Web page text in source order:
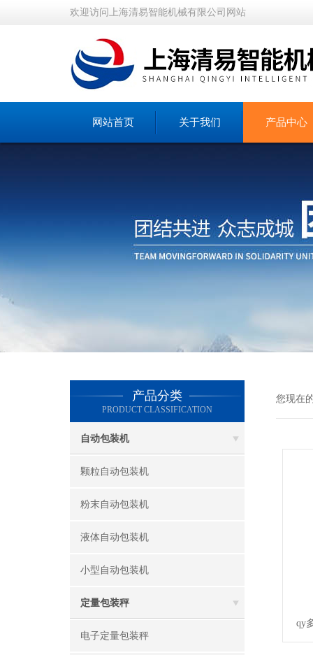
欢迎访问上海清易智能机械有限公司网站
网站首页 关于我们 产品中心
产品分类
PRODUCT CLASSIFICATION
自动包装机
颗粒自动包装机
粉末自动包装机
液体自动包装机
小型自动包装机
定量包装秤
电子定量包装秤
您现在
qy